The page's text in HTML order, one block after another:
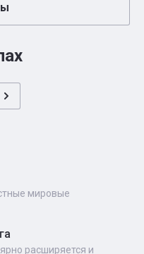
мировые
расширяется и